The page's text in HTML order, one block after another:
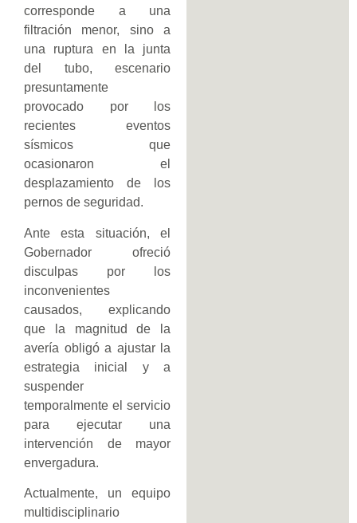
corresponde a una
filtración menor, sino a
una ruptura en la junta
del tubo, escenario
presuntamente
provocado por los
recientes eventos
sísmicos que
ocasionaron el
desplazamiento de los
pernos de seguridad.
Ante esta situación, el
Gobernador ofreció
disculpas por los
inconvenientes
causados, explicando
que la magnitud de la
avería obligó a ajustar la
estrategia inicial y a
suspender
temporalmente el servicio
para ejecutar una
intervención de mayor
envergadura.
Actualmente, un equipo
multidisciplinario